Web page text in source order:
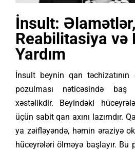
İnsult:
Reabilitasiya və
Yardım
İnsult beynin qan
pozulması nəticəsində
xəstəlikdir. Beyindəki
üçün sabit qan axını lazımdır.
ya zəifləyəndə, həmin əraziyə
hüceyrələri ölməyə başlayır. Bu